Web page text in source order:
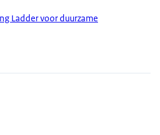
Ladder voor duurzame